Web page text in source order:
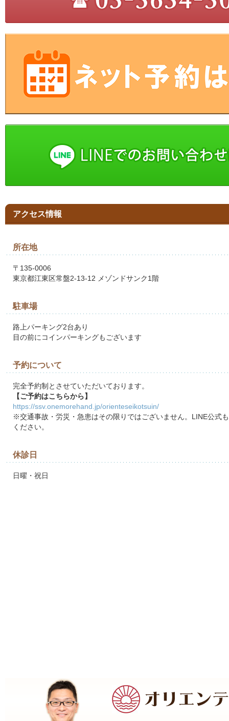
アクセス情報
所在地
〒135-0006
東京都江東区常盤2-13-12 メゾンドサンク1階
駐車場
路上パーキング2台あり
目の前にコインパーキングもございます
予約について
完全予約制とさせていただいております。
【ご予約はこちらから】
https://ssv.onemorehand.jp/orienteseikotsuin/
※交通事故・労災・急患はその限りではございません。LINE公式
ください。
休診日
日曜・祝日